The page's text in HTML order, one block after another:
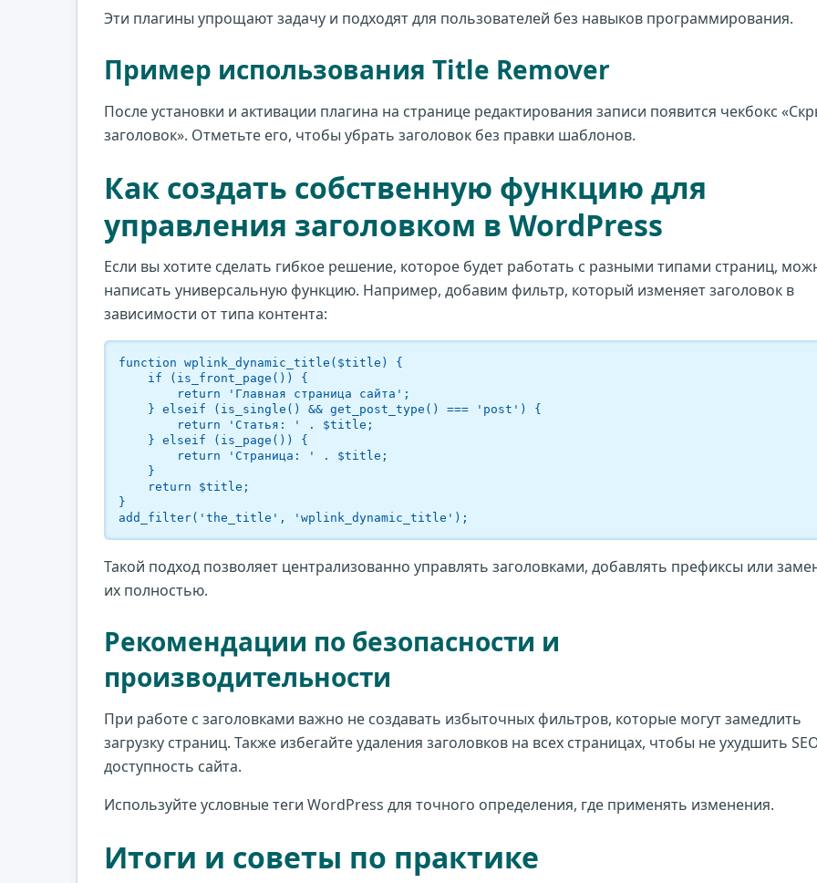
Эти плагины упрощают задачу и подходят для пользователей без навыков программирования.
Пример использования Title Remover
После установки и активации плагина на странице редактирования записи появится чекбокс
заголовок». Отметьте его, чтобы убрать заголовок без правки шаблонов.
Как создать собственную функцию для
управления заголовком в WordPress
Если вы хотите сделать гибкое решение, которое будет работать с разными типами страниц,
написать универсальную функцию. Например, добавим фильтр, который изменяет заголовок в
зависимости от типа контента:
function wplink_dynamic_title($title) {
}
add_filter('the_title', 'wplink_dynamic_title');
Такой подход позволяет централизованно управлять заголовками, добавлять префиксы или
их полностью.
Рекомендации по безопасности и
производительности
При работе с заголовками важно не создавать избыточных фильтров, которые могут замедлить
загрузку страниц. Также избегайте удаления заголовков на всех страницах, чтобы не ухудшить
доступность сайта.
Используйте условные теги WordPress для точного определения, где применять изменения.
Итоги и советы по практике